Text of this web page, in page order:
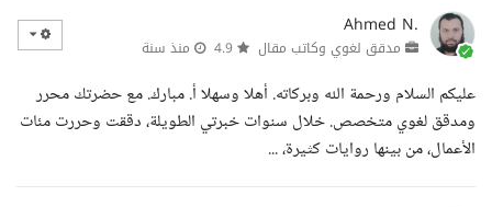
Ahmed N.
مدقق لغوي وكاتب مقال منذ سنة
عليكم السلام ورحمة الله وبركاته. أهلا وسهلا أ. مبارك. مع حضرتك محرر
ومدقق لغوي متخصص. خلال سنوات خبرتي الطويلة، دققت وحررت مئات
الأعمال، من بينها روايات كثيرة، ...